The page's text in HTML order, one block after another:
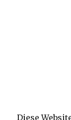
Diese